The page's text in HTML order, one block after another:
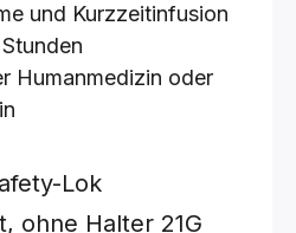
und Kurzzeitinfusion
Humanmedizin oder
Lok
ohne Halter 21G